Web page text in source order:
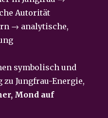
Autorität
→ analytische,
symbolisch und
Jungfrau-Energie,
Mond auf